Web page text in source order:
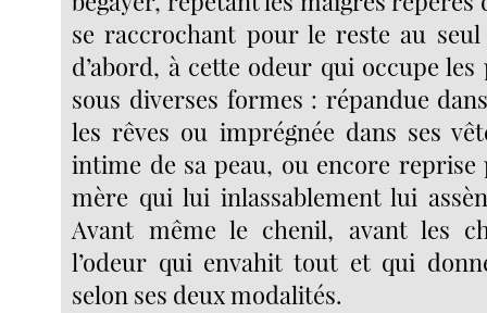
se raccrochant pour le reste au
d’abord, à cette odeur qui occupe les
sous diverses formes : répandue
les rêves ou imprégnée dans ses
intime de sa peau, ou encore reprise
mère qui lui inlassablement lui
Avant même le chenil, avant les
l’odeur qui envahit tout et qui
selon ses deux modalités.